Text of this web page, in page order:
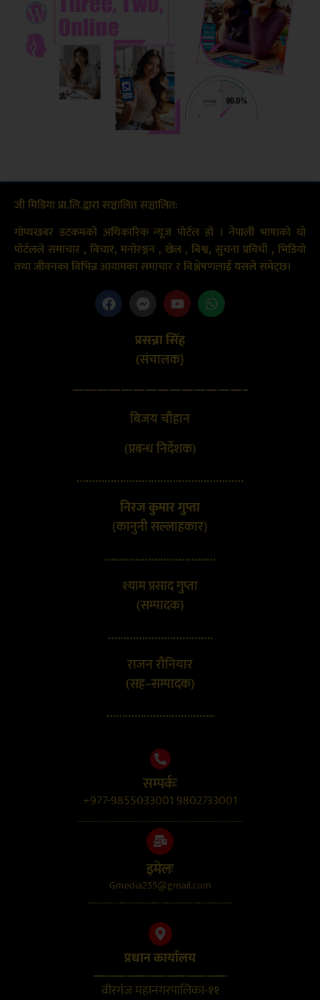
जी मिडिया प्रा.लि.द्वारा सञ्चालित सञ्चालित:
गोप्यखबर डटकमको अधिकारिक न्यूज पोर्टल हो । नेपाली भाषाको यो
पोर्टलले समाचार , विचार, मनोरञ्जन , खेल , बिश्व, सुचना प्रविधी , भिडियो
तथा जीवनका विभिन्न आयामका समाचार र विश्लेषणलाई यसले समेट्छ।
प्रसन्ना सिंह
(संचालक}
——————————————–
बिजय चौहान
(प्रबन्ध निर्देशक)
………………………………………………
निरज कुमार गुप्ता
(कानुनी सल्लाहकार)
………………………………
श्याम प्रसाद गुप्ता
(सम्पादक)
…………………………….
राजन रौनियार
(सह–सम्पादक)
……………………………..
सम्पर्कः
+977-9855033001 9802733001
..........................................................
इमेलः
Gmedia255@gmail.com
....................................................................
प्रधान कार्यालय
...............................................
वीरगंज महानगरपालिका-११